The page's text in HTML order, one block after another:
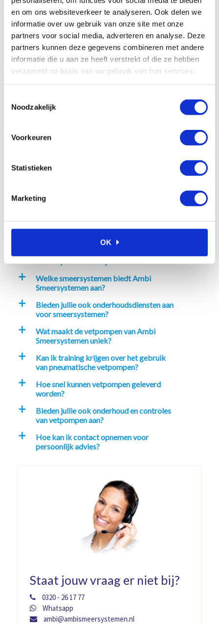
en om ons websiteverkeer te analyseren. Ook delen we
informatie over uw gebruik van onze site met onze
partners voor social media, adverteren en analyse. Deze
partners kunnen deze gegevens combineren met andere
informatie die u aan ze heeft verstrekt of die ze hebben
verzameld op basis van uw gebruik van hun services.
Noodzakelijk
Voorkeuren
Statistieken
Marketing
OK
SKF Vet LGGB 2 18KG
vetdrum
€709,69 Excl. btw
SKF Vet LGGB 2 180KG
vetdrum
€4.801,00 Excl. btw
In winkelwagen
Veelgestelde vragen
Waarom kiezen voor Ambi
Smeersystemen?
bestellen?
a
Welke smeersystemen biedt Ambi
Smeersystemen aan?
a
Bieden jullie ook onderhoudsdiensten aan
voor smeersystemen?
a
Wat maakt de vetpompen van Ambi
Smeersystemen uniek?
a
Kan ik training krijgen over het gebruik
van pneumatische vetpompen?
a
Hoe snel kunnen vetpompen geleverd
worden?
a
Bieden jullie ook onderhoud en controles
van vetpompen aan?
a
Hoe kan ik contact opnemen voor
persoonlijk advies?
Staat jouw vraag er niet bij?
0320 - 26 17 77
Whatsapp
ambi@ambismeersystemen.nl